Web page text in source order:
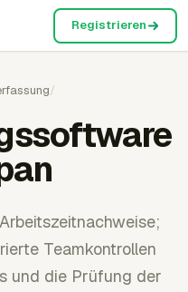
Registrieren
/
Teamkontrollen
und die Prüfung der